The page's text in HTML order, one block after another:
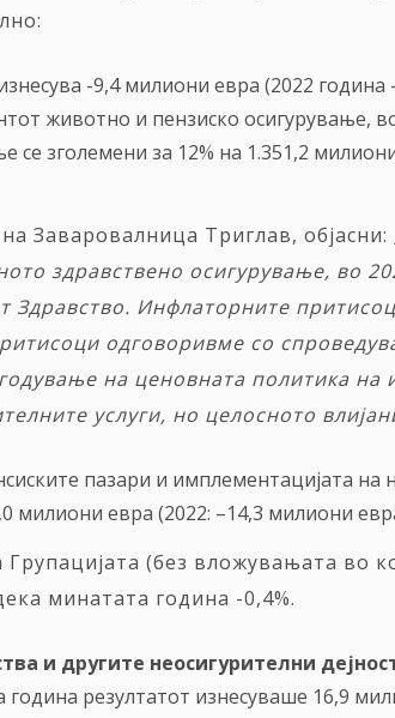
-9,4 милиони евра (2022
животно и пензиско
зголемени за 12% на 1.351,2
Заваровалница Триглав, објасни:
здравствено осигурување, во
Здравство. Инфлаторните
одговоривме со
на ценовната политика на
услуги, но целосното
пазари и имплементацијата на
милиони евра (2022: –14,3 милиони
(без вложувањата во
минатата година -0,4%.
и другите неосигурителни
година резултатот изнесуваше 16,9